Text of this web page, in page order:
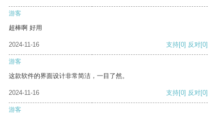
游客
超棒啊 好用
2024-11-16 支持[0] 反对[0]
游客
这款软件的界面设计非常简洁，一目了然。
2024-11-16 支持[0] 反对[0]
游客